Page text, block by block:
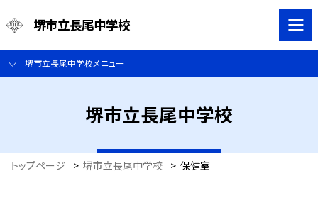
堺市立長尾中学校
堺市立長尾中学校メニュー
堺市立長尾中学校
トップページ > 堺市立長尾中学校 > 保健室